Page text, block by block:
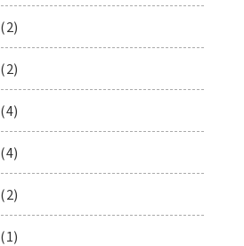
(2)
(2)
(4)
(4)
(2)
(1)